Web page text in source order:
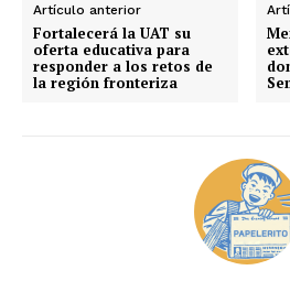
Artículo anterior
Fortalecerá la UAT su
oferta educativa para
responder a los retos de
la región fronteriza